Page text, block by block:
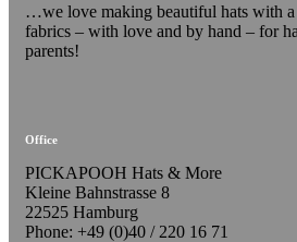
…we love making beautiful hats with
fabrics – with love and by hand – for
parents!
Office
PICKAPOOH Hats & More
Kleine Bahnstrasse 8
22525 Hamburg
Phone: +49 (0)40 / 220 16 71